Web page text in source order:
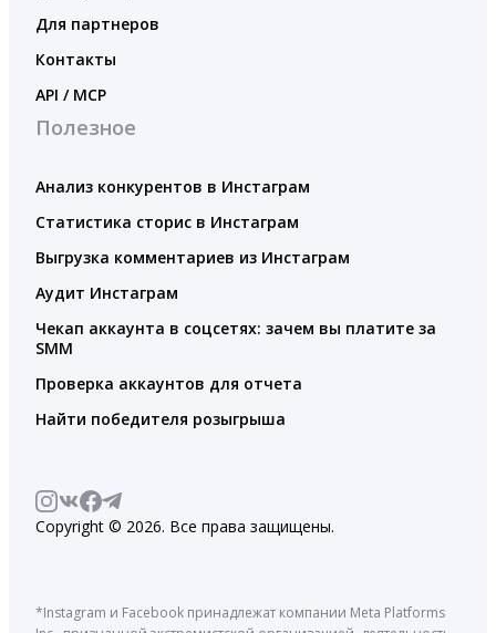
Для партнеров
Контакты
API / MCP
Полезное
Анализ конкурентов в Инстаграм
Статистика сторис в Инстаграм
Выгрузка комментариев из Инстаграм
Аудит Инстаграм
Чекап аккаунта в соцсетях: зачем вы платите за
SMM
Проверка аккаунтов для отчета
Найти победителя розыгрыша
Copyright © 2026. Все права защищены.
*Instagram и Facebook принадлежат компании Meta Platforms